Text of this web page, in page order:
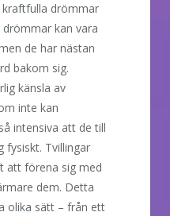
kraftfulla drömmar
kan vara
de har nästan
bakom sig.
känsla av
inte kan
intensiva att de till
fysiskt. Tvillingar
att förena sig med
dem. Detta
olika sätt – från ett